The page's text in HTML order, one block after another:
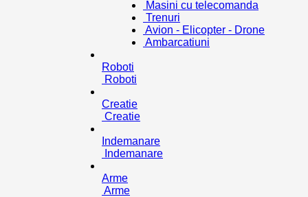
Masini cu telecomanda
Trenuri
Avion - Elicopter - Drone
Ambarcatiuni
Roboti
Roboti
Creatie
Creatie
Indemanare
Indemanare
Arme
Arme